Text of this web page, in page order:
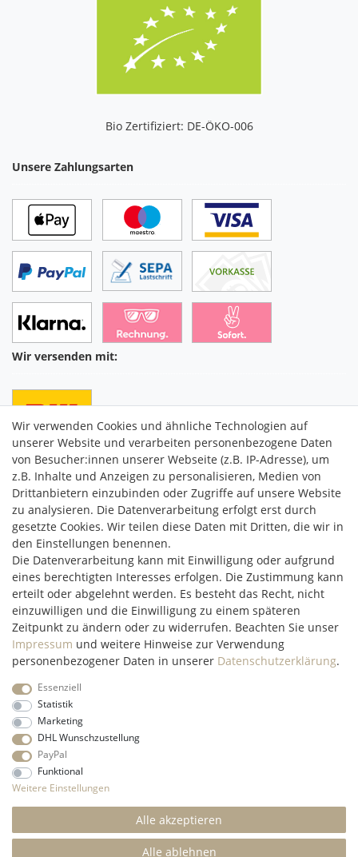
Bio Zertifiziert: DE-ÖKO-006
Unsere Zahlungsarten
Wir versenden mit:
C2M COMMERCE GmbH
Hüttenheim 119
97348 Willanzheim
Mo-Fr: 09:00 - 14:00 Uhr
service@c2m-commerce.com
Persönlich:093 26 - 97 97 90
Impressum
Vertrag widerrufen
* Alle Preise inkl. gesetzl. Mehrwertsteuer und ohne
beschrieben
© 2022 C2M COMMERCE Onlineshop - All Rights
Reserved.
Wir verwenden Cookies und ähnliche Technologien auf
unserer Website und verarbeiten personenbezogene Daten
von Besucher:innen unserer Webseite (z.B. IP-Adresse), um
z.B. Inhalte und Anzeigen zu personalisieren, Medien von
Drittanbietern einzubinden oder Zugriffe auf unsere Website
zu analysieren. Die Datenverarbeitung erfolgt erst durch
gesetzte Cookies. Wir teilen diese Daten mit Dritten, die wir in
den Einstellungen benennen.
Die Datenverarbeitung kann mit Einwilligung oder aufgrund
eines berechtigten Interesses erfolgen. Die Zustimmung kann
erteilt oder abgelehnt werden. Es besteht das Recht, nicht
einzuwilligen und die Einwilligung zu einem späteren
Zeitpunkt zu ändern oder zu widerrufen. Beachten Sie unser
Impressum und weitere Hinweise zur Verwendung
personenbezogener Daten in unserer Daten­schutz­erklärung.
Essenziell
Statistik
Marketing
DHL Wunschzustellung
PayPal
Funktional
Weitere Einstellungen
Alle akzeptieren
Alle ablehnen